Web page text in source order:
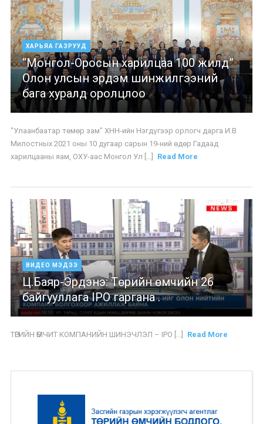
ХАРЬЯА ГАЗРУУД
“Монгол-Оросын харилцаа 100 жилд”
Олон улсын эрдэм шинжилгээний
бага хуралд оролцлоо
"Улаанбаатар төмөр зам" ХНН-ийн Нэгдүгээр орлогч дарга И.В
Милостных 2021 оны 10 дугаар сарын 19-ний өдөр Гадаад
харилцааны яам, ОХУ-аас Монгол Ул [...]
Read More
ВИДЕО МЭДЭЭ
Ц.Баяр-Эрдэнэ: Төрийн өмчийн 26
байгууллага IPO гаргана .
ТӨРИЙН ӨМЧИТ КОМПАНИЙН ШИНЭЧЛЭЛ – IPO [...] Read More